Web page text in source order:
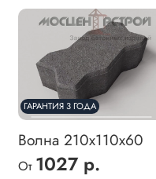
ГАРАНТИЯ 3 ГОДА
Волна 210х110х60
От 1027 р.